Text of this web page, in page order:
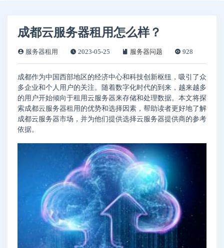
成都云服务器租用怎么样？
服务器租用 2023-05-25 服务器问题 928
成都作为中国西部地区的经济中心和科技创新枢纽，吸引了众
多企业和个人用户的关注。随着数字化时代的到来，越来越多
的用户开始倾向于租用云服务器来存储和处理数据。本文将探
索成都云服务器租用的优势和选择因素，帮助读者更好地了解
成都云服务器市场，并为他们提供选择云服务器提供商的参考
依据。